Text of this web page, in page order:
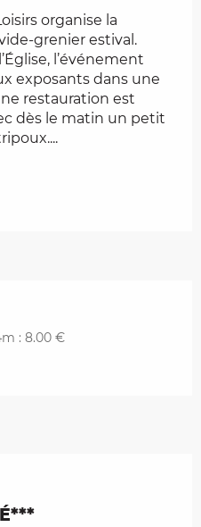
organise la
grenier estival.
l’événement
exposants dans une
restauration est
dès le matin un petit
: 8.00 €